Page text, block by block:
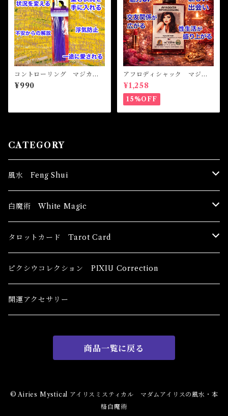
コントローリング マジカル
スティックインセンス CON
TROLLING Magical Stick I
¥990
アフロディシャック マジカ
ルオイル・魔女オイル APH
RODISIAC Magical Oil
¥1,258
15%OFF
CATEGORY
風水 Feng Shui
ブッダ Buddha
恋愛運
健康運 Health
金運 Money
キーチェーン
金運 Money
干支風水置き物
白魔術 White Magic
香油 Oils
恋愛 Love
金運 Money
スピリチュアル Spiritual
キャンドル Candles
恋愛 Love
線香 Stick Incense
パウダー Magical Powder
仕事
バス＆フロアウォッシュ Bath&Floor Wash
タロットカード Tarot Card
初心者向け For The Beginners
中級者向け
ピクシウコレクション PIXIU Correction
開運アクセサリー
商品一覧に戻る
© Airies Mystical アイリスミスティカル マダムアイリスの風水・本
格白魔術